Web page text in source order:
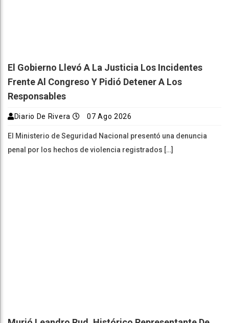
El Gobierno Llevó A La Justicia Los Incidentes
Frente Al Congreso Y Pidió Detener A Los
Responsables
Diario De Rivera 07 Ago 2026
El Ministerio de Seguridad Nacional presentó una denuncia
penal por los hechos de violencia registrados […]